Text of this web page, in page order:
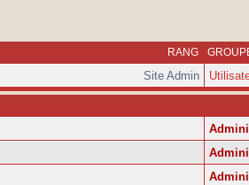
RANG
Site Admin